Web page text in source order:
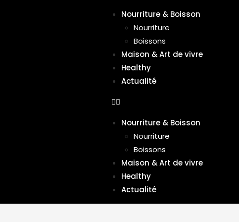
Nourriture & Boisson
Nourriture
Boissons
Maison & Art de vivre
Healthy
Actualité
Nourriture & Boisson
Nourriture
Boissons
Maison & Art de vivre
Healthy
Actualité